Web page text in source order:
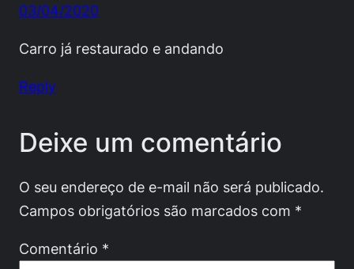
03/04/2020
Carro já restaurado e andando
Reply
Deixe um comentário
O seu endereço de e-mail não será publicado.
Campos obrigatórios são marcados com *
Comentário *